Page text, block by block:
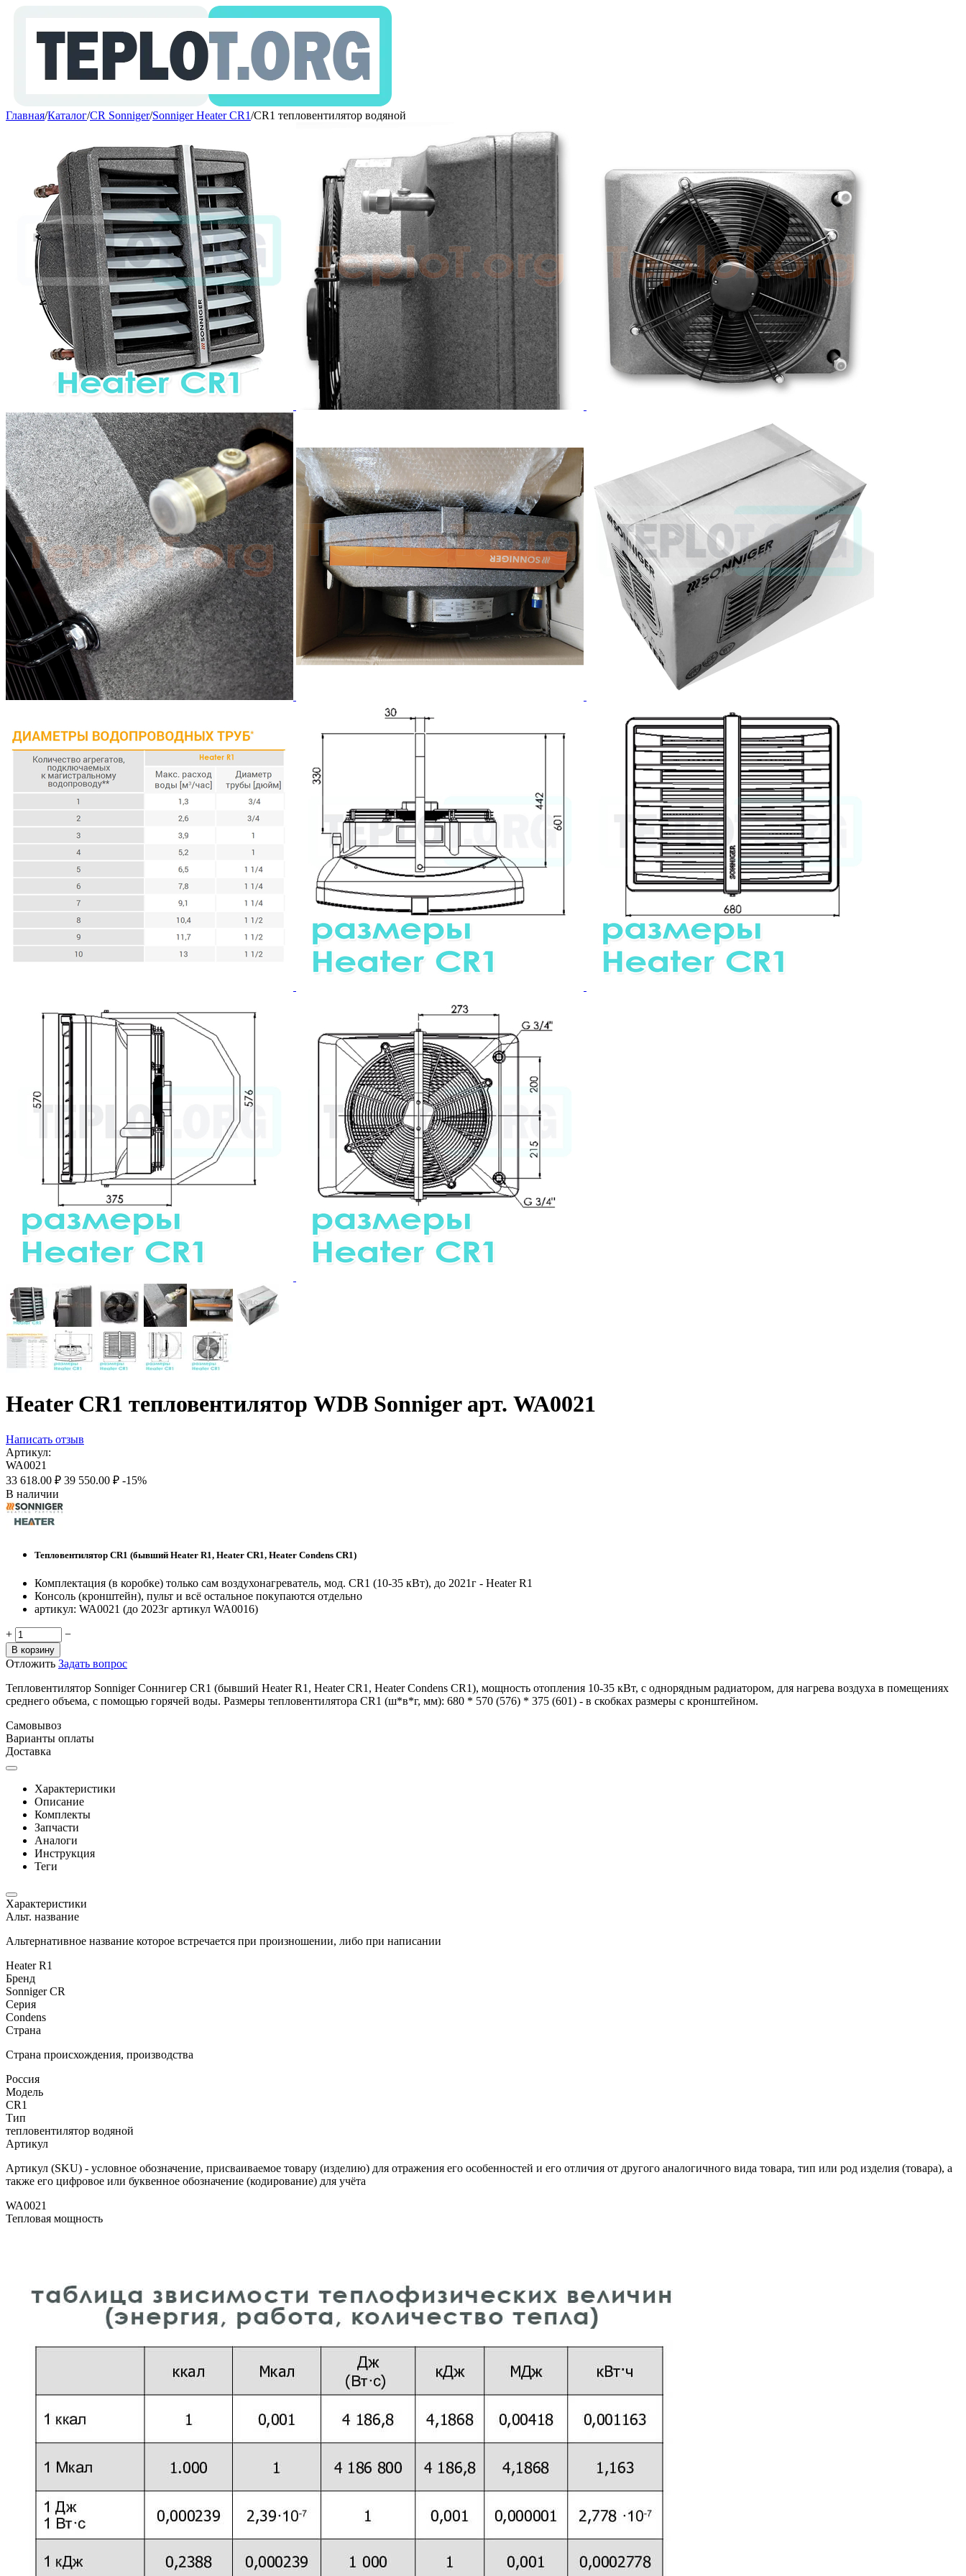
Главная/Каталог/CR Sonniger/Sonniger Heater CR1/CR1 тепловентилятор водяной
Heater CR1 тепловентилятор WDB Sonniger арт. WA0021
Написать отзыв
Артикул:
WA0021
33 618.00 ₽ 39 550.00 ₽ -15%
В наличии
Тепловентилятор CR1 (бывший Heater R1, Heater CR1, Heater Condens CR1)
Комплектация (в коробке) только сам воздухонагреватель, мод. CR1 (10-35 кВт), до 2021г - Heater R1
Консоль (кронштейн), пульт и всё остальное покупаются отдельно
артикул: WA0021 (до 2023г артикул WA0016)
+ −
В корзину
Отложить Задать вопрос
Тепловентилятор Sonniger Соннигер CR1 (бывший Heater R1, Heater CR1, Heater Condens CR1), мощность отопления 10-35 кВт, с однорядным радиатором, для нагрева воздуха в помещениях
среднего объема, с помощью горячей воды. Размеры тепловентилятора CR1 (ш*в*г, мм): 680 * 570 (576) * 375 (601) - в скобках размеры с кронштейном.
Самовывоз
Варианты оплаты
Доставка
Характеристики
Описание
Комплекты
Запчасти
Аналоги
Инструкция
Теги
Характеристики
Альт. название
Альтернативное название которое встречается при произношении, либо при написании
Heater R1
Бренд
Sonniger CR
Серия
Condens
Страна
Страна происхождения, производства
Россия
Модель
CR1
Тип
тепловентилятор водяной
Артикул
Артикул (SKU) - условное обозначение, присваиваемое товару (изделию) для отражения его особенностей и его отличия от другого аналогичного вида товара, тип или род изделия (товара), а
также его цифровое или буквенное обозначение (кодирование) для учёта
WA0021
Тепловая мощность